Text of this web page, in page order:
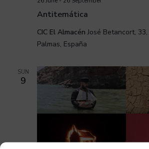
Antitemática
CIC El AlmacénJosé Betancort,
Palmas, España
SUN
9